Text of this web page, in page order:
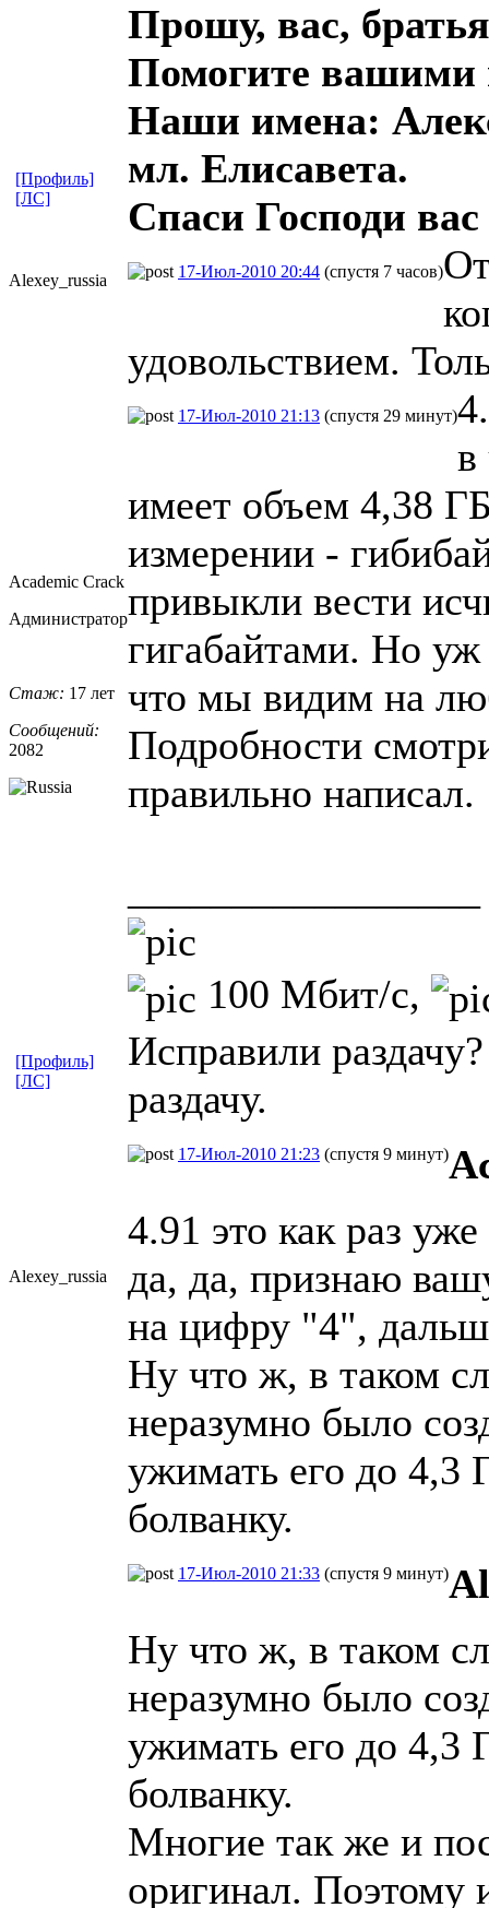
Прошу, вас,
Помогите вашими
Наши имена:
мл. Елисавета.
Спаси Господи вас
[Профиль]
[ЛС]
Alexey_russi​a 17-Июл-2010 20:44 (спустя 7 часов)
удовольствием.
Academic Crack
Администратор
Стаж: 17 лет
Сообщений:
2082
17-Июл-2010 21:13 (спустя 29 минут)
в
имеет объем 4,38
измерении -
привыкли вести
гигабайтами. Но уж
что мы видим на
Подробности
правильно написал.
100 Мбит/с,
Исправили
раздачу.
[Профиль]
[ЛС]
Alexey_russi​a
17-Июл-2010 21:23 (спустя 9 минут)
4.91 это как раз
да, да, признаю
на цифру "4",
Ну что ж, в таком
неразумно было
ужимать его до 4,3
болванку.
17-Июл-2010 21:33 (спустя 9 минут)
Ну что ж, в таком
неразумно было
ужимать его до 4,3
болванку.
Многие так же и
оригинал. Поэтому